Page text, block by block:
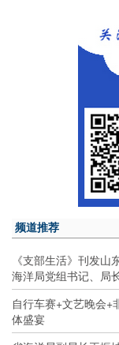
频道推荐
《支部生活》刊发
海洋局党组书记、局
自行车赛+文艺晚会+
体盛宴